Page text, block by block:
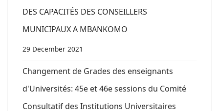
DES CAPACITÉS DES CONSEILLERS
MUNICIPAUX A MBANKOMO
29 December 2021
Changement de Grades des enseignants
d'Universités: 45e et 46e sessions du Comité
Consultatif des Institutions Universitaires